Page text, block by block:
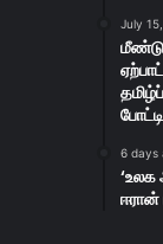
July
6 days
ஈரான்